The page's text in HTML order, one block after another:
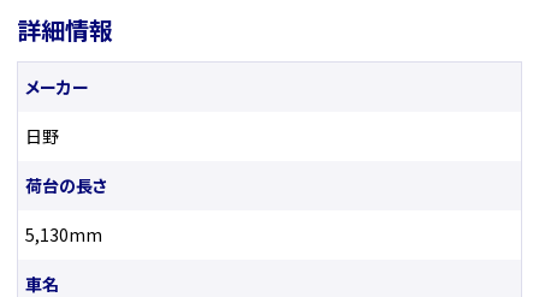
詳細情報
メーカー
日野
荷台の長さ
5,130mm
車名